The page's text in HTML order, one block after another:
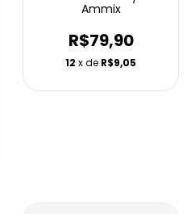
Ammix
R$79,90
12 x de R$9,05